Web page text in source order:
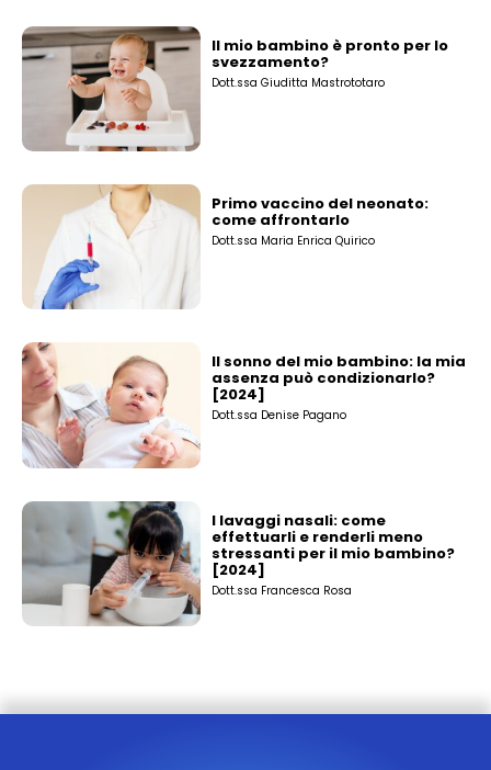
Il mio bambino è pronto per lo
svezzamento?
Dott.ssa Giuditta Mastrototaro
Primo vaccino del neonato:
come affrontarlo
Dott.ssa Maria Enrica Quirico
Il sonno del mio bambino: la mia
assenza può condizionarlo?
[2024]
Dott.ssa Denise Pagano
I lavaggi nasali: come
effettuarli e renderli meno
stressanti per il mio bambino?
[2024]
Dott.ssa Francesca Rosa